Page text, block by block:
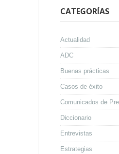
CATEGORÍAS
Actualidad
ADC
Buenas prácticas
Casos de éxito
Comunicados de
Diccionario
Entrevistas
Estrategias